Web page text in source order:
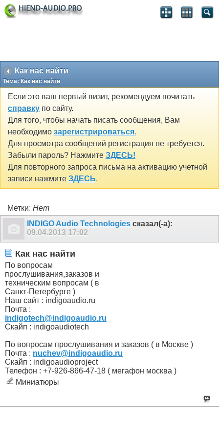
Как нас найти
Тема: Как нас найти
Если это ваш первый визит, рекомендуем почитать
справку по сайту.
Для того, чтобы начать писать сообщения, Вам
необходимо зарегистрироваться.
Для просмотра сообщений регистрация не требуется.
Забыли пароль? Нажмите ЗДЕСЬ!
Для повторного запроса письма на активацию учетной
записи нажмите ЗДЕСЬ.
Метки: Нет
INDIGO Audio Technologies сказал(-а):
09.04.2013 17:02
Как нас найти
По вопросам
прослушивания,заказов и
техническим вопросам ( в
Санкт-Петербурге )
Наш сайт : indigoaudio.ru
Почта :
indigotech@indigoaudio.ru
Скайп : indigoaudiotech
По вопросам прослушивания и заказов ( в Москве )
Почта : nuchev@indigoaudio.ru
Cкайп : indigoaudioproject
Телефон : +7-926-866-47-18 ( мегафон москва )
Миниатюры